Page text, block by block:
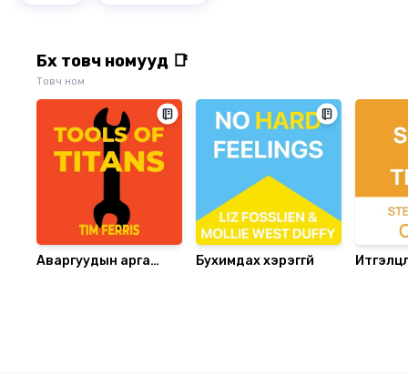
Бүх товч номууд 📑
Товч ном
Аваргуудын арга
Бухимдах хэрэггүй